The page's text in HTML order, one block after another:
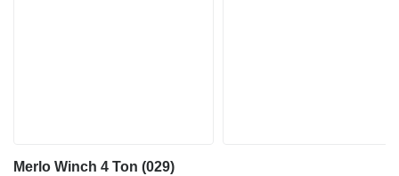
Merlo Winch 4 Ton (029)